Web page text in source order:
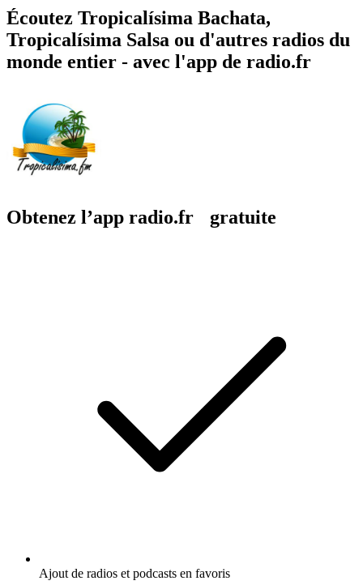
Écoutez Tropicalísima Bachata,
Tropicalísima Salsa ou d'autres radios du
monde entier - avec l'app de radio.fr
Obtenez l’app radio.fr gratuite
Ajout de radios et podcasts en favoris